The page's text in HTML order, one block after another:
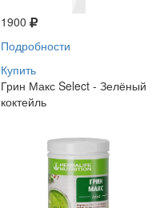
1900
Подробности
Купить
Грин Макс Select - Зелёный
коктейль